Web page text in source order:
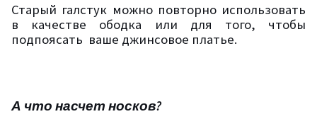
Старый галстук можно повторно использовать
в качестве ободка или для того, чтобы
подпоясать ваше джинсовое платье.
А что насчет носков?